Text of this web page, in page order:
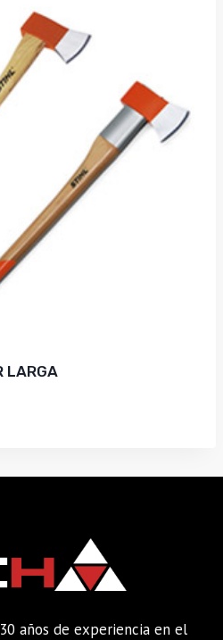
LARGA
años de experiencia en el